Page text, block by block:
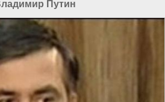
Путин